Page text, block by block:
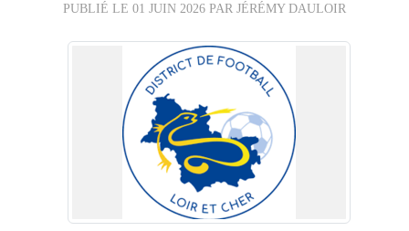
PUBLIÉ LE 01 JUIN 2026 PAR JÉRÉMY DAULOIR